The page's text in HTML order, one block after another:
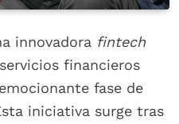
innovadora fintech
financieros
fase de
iniciativa surge tras